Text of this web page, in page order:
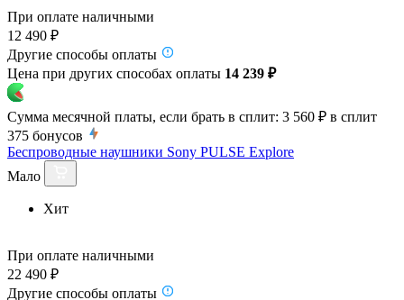
При оплате наличными
12 490 ₽
Другие способы оплаты
Цена при других способах оплаты 14 239 ₽
Сумма месячной платы, если брать в сплит: 3 560 ₽ в сплит
375 бонусов
Беспроводные наушники Sony PULSE Explore
Мало
Хит
При оплате наличными
22 490 ₽
Другие способы оплаты